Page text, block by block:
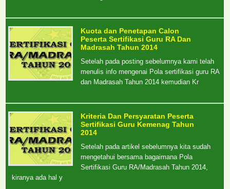
Kuota dan Penetapan Calon
Peserta Sertifikasi Guru RA Dan
Madrasah Tahun 2014
Setelah pada posting sebelumnya kami telah
menulis info mengenai Pola sertifikasi guru RA
dan Madrasah Tahun 2014 kemudian Kr
Kriteria Dan Persyaratan Peserta
Sertifikasi Guru Kemenag Tahun
2014
Setelah pada artikel sebelumnya kita sudah
mengetahui bersama bagaimana Pola
Sertifikasi Guru RA/Madrasah Tahun 2014,
kiranya ada hal y